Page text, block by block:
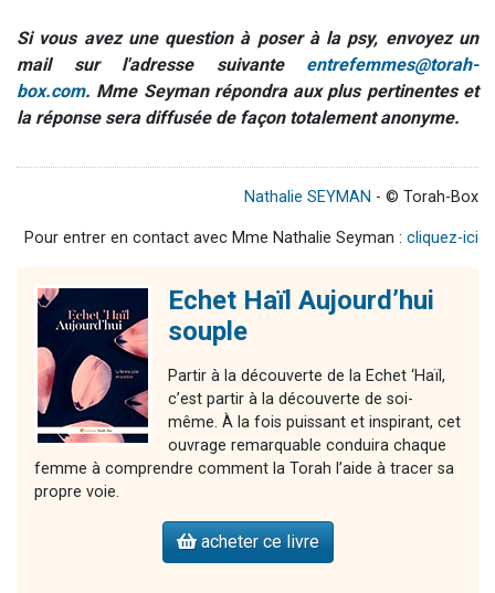
Si vous avez une question à poser à la psy, envoyez un
mail sur l'adresse suivante entrefemmes@torah-
box.com. Mme Seyman répondra aux plus pertinentes et
la réponse sera diffusée de façon totalement anonyme.
Nathalie SEYMAN - © Torah-Box
Pour entrer en contact avec Mme Nathalie Seyman : cliquez-ici
Echet Haïl Aujourd’hui
souple
Partir à la découverte de la Echet ‘Haïl,
c’est partir à la découverte de soi-
même. À la fois puissant et inspirant, cet
ouvrage remarquable conduira chaque
femme à comprendre comment la Torah l’aide à tracer sa
propre voie.
acheter ce livre